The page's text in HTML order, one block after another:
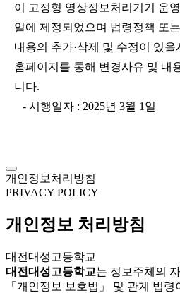
이 고정형 영상정보처리기기 운
일에 제정되었으며 법령정책 또
내용의 추가·삭제 및 수정이 있
홈페이지를 통해 변경사유 및 내
니다.
- 시행일자 : 2025년 3월 1일
개인정보처리방침
PRIVACY POLICY
개인정보 처리방침
대전대성고등학교
대전대성고등학교는 정보주체의
「개인정보 보호법」 및 관계 법